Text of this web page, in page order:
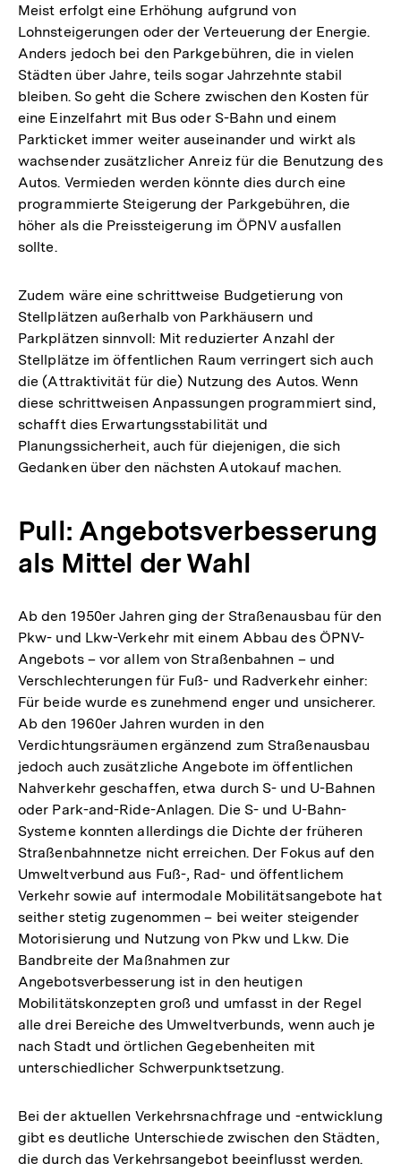
Meist erfolgt eine Erhöhung aufgrund von
Lohnsteigerungen oder der Verteuerung der Energie.
Anders jedoch bei den Parkgebühren, die in vielen
Städten über Jahre, teils sogar Jahrzehnte stabil
bleiben. So geht die Schere zwischen den Kosten für
eine Einzelfahrt mit Bus oder S-Bahn und einem
Parkticket immer weiter auseinander und wirkt als
wachsender zusätzlicher Anreiz für die Benutzung des
Autos. Vermieden werden könnte dies durch eine
programmierte Steigerung der Parkgebühren, die
höher als die Preissteigerung im ÖPNV ausfallen
sollte.
Zudem wäre eine schrittweise Budgetierung von
Stellplätzen außerhalb von Parkhäusern und
Parkplätzen sinnvoll: Mit reduzierter Anzahl der
Stellplätze im öffentlichen Raum verringert sich auch
die (Attraktivität für die) Nutzung des Autos. Wenn
diese schrittweisen Anpassungen programmiert sind,
schafft dies Erwartungsstabilität und
Planungssicherheit, auch für diejenigen, die sich
Gedanken über den nächsten Autokauf machen.
Pull: Angebotsverbesserung
als Mittel der Wahl
Ab den 1950er Jahren ging der Straßenausbau für den
Pkw- und Lkw-Verkehr mit einem Abbau des ÖPNV-
Angebots – vor allem von Straßenbahnen – und
Verschlechterungen für Fuß- und Radverkehr einher:
Für beide wurde es zunehmend enger und unsicherer.
Ab den 1960er Jahren wurden in den
Verdichtungsräumen ergänzend zum Straßenausbau
jedoch auch zusätzliche Angebote im öffentlichen
Nahverkehr geschaffen, etwa durch S- und U-Bahnen
oder Park-and-Ride-Anlagen. Die S- und U-Bahn-
Systeme konnten allerdings die Dichte der früheren
Straßenbahnnetze nicht erreichen. Der Fokus auf den
Umweltverbund aus Fuß-, Rad- und öffentlichem
Verkehr sowie auf intermodale Mobilitätsangebote hat
seither stetig zugenommen – bei weiter steigender
Motorisierung und Nutzung von Pkw und Lkw. Die
Bandbreite der Maßnahmen zur
Angebotsverbesserung ist in den heutigen
Mobilitätskonzepten groß und umfasst in der Regel
alle drei Bereiche des Umweltverbunds, wenn auch je
nach Stadt und örtlichen Gegebenheiten mit
unterschiedlicher Schwerpunktsetzung.
Bei der aktuellen Verkehrsnachfrage und -entwicklung
gibt es deutliche Unterschiede zwischen den Städten,
die durch das Verkehrsangebot beeinflusst werden.